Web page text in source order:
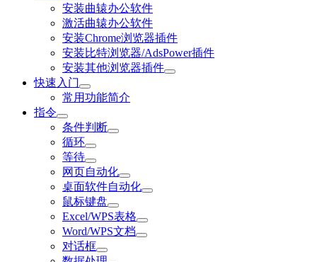
安装曲辕办公软件
激活曲辕办公软件
安装Chrome浏览器插件
安装比特浏览器/AdsPower插件
安装其他浏览器插件
快速入门
常用功能简介
指令
条件判断
循环
等待
网页自动化
桌面软件自动化
鼠标键盘
Excel/WPS表格
Word/WPS文档
对话框